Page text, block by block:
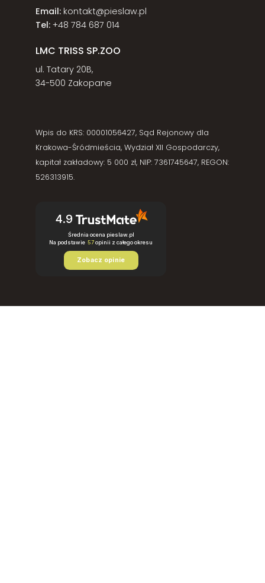
Email: kontakt@pieslaw.pl
Tel: +48 784 687 014
LMC TRISS SP.ZOO
ul. Tatary 20B,
34-500 Zakopane
Wpis do KRS: 00001056427, Sąd Rejonowy dla
Krakowa-Śródmieścia, Wydział XII Gospodarczy,
kapitał zakładowy: 5 000 zł, NIP: 7361745647, REGON:
526313915.
4.9
Średnia ocena pieslaw.pl
Na podstawie 57opinii z całego okresu
Zobacz opinie